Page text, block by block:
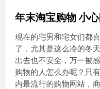
s
e
d
i
n
年末淘宝购物 小
现在的宅男和宅女们都
了，尤其是这么冷的冬
出去也不安全，万一被
购物的人怎么办呢？只
内最流行的购物网站，